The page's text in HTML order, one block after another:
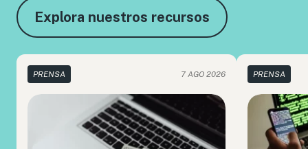
Explora nuestros recursos
PRENSA 7 AGO 2026 PRENSA